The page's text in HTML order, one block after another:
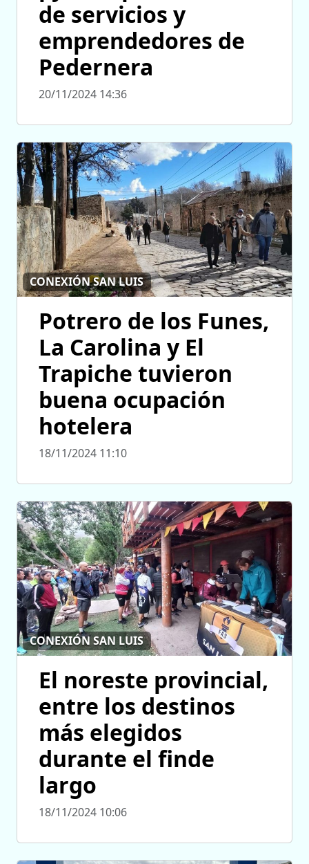
de servicios y
emprendedores de
Pedernera
20/11/2024 14:36
CONEXIÓN SAN LUIS
Potrero de los Funes,
La Carolina y El
Trapiche tuvieron
buena ocupación
hotelera
18/11/2024 11:10
CONEXIÓN SAN LUIS
El noreste provincial,
entre los destinos
más elegidos
durante el finde
largo
18/11/2024 10:06